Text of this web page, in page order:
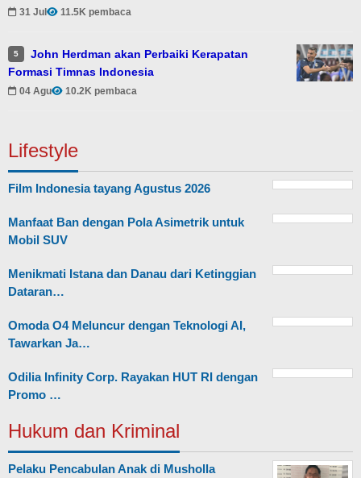
31 Jul 11.5K pembaca
5
John Herdman akan Perbaiki Kerapatan
Formasi Timnas Indonesia
04 Agu 10.2K pembaca
Lifestyle
Film Indonesia tayang Agustus 2026
Manfaat Ban dengan Pola Asimetrik untuk
Mobil SUV
Menikmati Istana dan Danau dari Ketinggian
Dataran…
Omoda O4 Meluncur dengan Teknologi AI,
Tawarkan Ja…
Odilia Infinity Corp. Rayakan HUT RI dengan
Promo …
Hukum dan Kriminal
Pelaku Pencabulan Anak di Musholla